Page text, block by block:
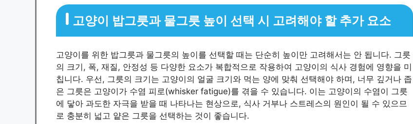
고양이 밥그릇과 물그릇 높이 선택 시 고려해야 할 추가 요소
고양이를 위한 밥그릇과 물그릇의 높이를 선택할 때는 단순히 높이만 고려해서는 안 됩니다. 그릇
의 크기, 폭, 재질, 안정성 등 다양한 요소가 복합적으로 작용하여 고양이의 식사 경험에 영향을 미
칩니다. 우선, 그릇의 크기는 고양이의 얼굴 크기와 먹는 양에 맞춰 선택해야 하며, 너무 깊거나 좁
은 그릇은 고양이가 수염 피로(whisker fatigue)를 겪을 수 있습니다. 이는 고양이의 수염이 그릇
에 닿아 과도한 자극을 받을 때 나타나는 현상으로, 식사 거부나 스트레스의 원인이 될 수 있으므
로 충분히 넓고 얕은 그릇을 선택하는 것이 좋습니다.